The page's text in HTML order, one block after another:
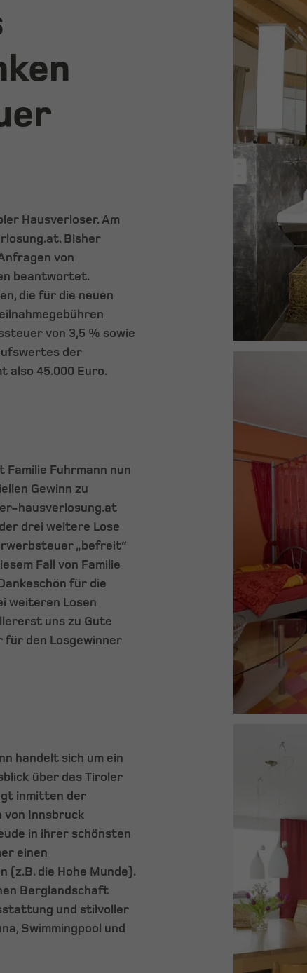
Hausverloser. Am
Bisher
von
beantwortet.
die für die neuen
von 3,5 % sowie
der
also 45.000 Euro.
Fuhrmann nun
Gewinn zu
hausverlosung.at
drei weitere Lose
„befreit“
Fall von Familie
für die
weiteren Losen
uns zu Gute
für den Losgewinner
handelt sich um ein
über das Tiroler
inmitten der
Innsbruck
in ihrer schönsten
einen
(z.B. die Hohe Munde).
Berglandschaft
und stilvoller
Swimmingpool und